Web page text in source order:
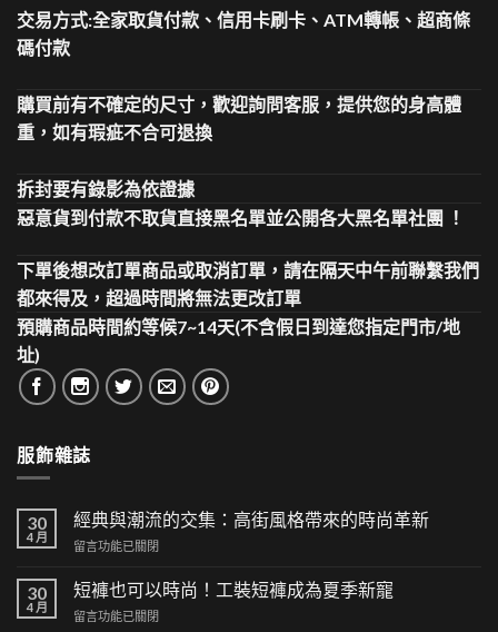
交易方式:全家取貨付款、信用卡刷卡、ATM轉帳、超商條
碼付款
購買前有不確定的尺寸，歡迎詢問客服，提供您的身高體
重，如有瑕疵不合可退換
拆封要有錄影為依證據
惡意貨到付款不取貨直接黑名單並公開各大黑名單社團 ！
下單後想改訂單商品或取消訂單，請在隔天中午前聯繫我們
都來得及，超過時間將無法更改訂單
預購商品時間約等候7~14天(不含假日到達您指定門市/地
址)
服飾雜誌
30
4 月
經典與潮流的交集：高街風格帶來的時尚革新
在
典
與
潮
留言功能已關閉
30
4 月
短褲也可以時尚！工裝短褲成為夏季新寵
在
留言功能已關閉